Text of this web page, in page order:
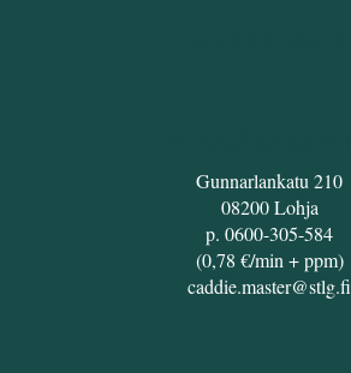
Gunnarlankatu 210
08200 Lohja
p. 0600-305-584
(0,78 €/min + ppm)
caddie.master@stlg.fi